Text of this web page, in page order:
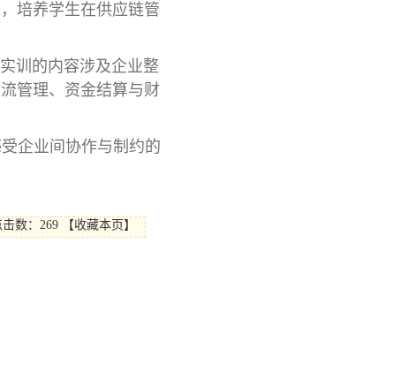
培养学生在供应链管
训的内容涉及企业整
管理、资金结算与财
企业间协作与制约的
数： 269 【收藏本页 】